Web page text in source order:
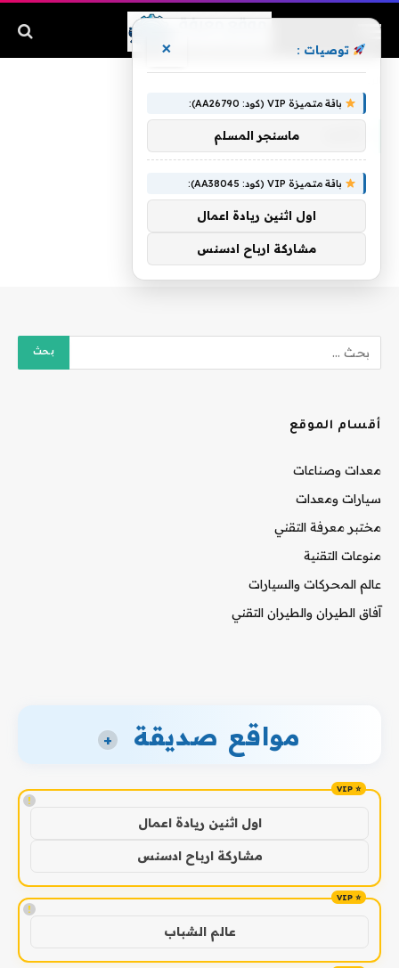
أقسام الموقع
معدات وصناعات
سيارات ومعدات
مختبر معرفة التقني
منوعات التقنية
عالم المحركات والسيارات
آفاق الطيران والطيران التقني
مواقع صديقة +
!
اول اثنين ريادة اعمال
مشاركة ارباح ادسنس
!
عالم الشباب
توصيات : ×
باقة متميزة VIP (كود: AA26790):
ماسنجر المسلم
باقة متميزة VIP (كود: AA38045):
اول اثنين ريادة اعمال
مشاركة ارباح ادسنس